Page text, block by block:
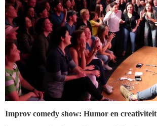
Improv comedy show: Humor en creativiteit